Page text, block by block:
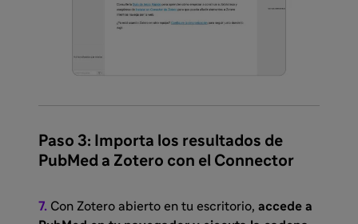
Paso 3: Importa los resultados de
PubMed a Zotero con el Connector
7. Con Zotero abierto en tu escritorio, accede a